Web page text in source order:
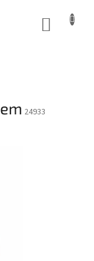
24933